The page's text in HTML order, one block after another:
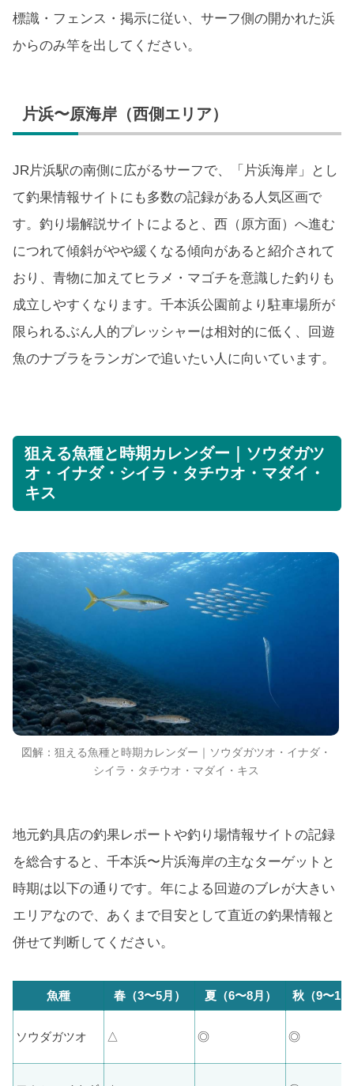
標識・フェンス・掲示に従い、サーフ側の開かれた浜
からのみ竿を出してください。
片浜〜原海岸（西側エリア）
JR片浜駅の南側に広がるサーフで、「片浜海岸」とし
て釣果情報サイトにも多数の記録がある人気区画で
す。釣り場解説サイトによると、西（原方面）へ進む
につれて傾斜がやや緩くなる傾向があると紹介されて
おり、青物に加えてヒラメ・マゴチを意識した釣りも
成立しやすくなります。千本浜公園前より駐車場所が
限られるぶん人的プレッシャーは相対的に低く、回遊
魚のナブラをランガンで追いたい人に向いています。
狙える魚種と時期カレンダー｜ソウダガツ
オ・イナダ・シイラ・タチウオ・マダイ・
キス
図解：狙える魚種と時期カレンダー｜ソウダガツオ・イナダ・
シイラ・タチウオ・マダイ・キス
地元釣具店の釣果レポートや釣り場情報サイトの記録
を総合すると、千本浜〜片浜海岸の主なターゲットと
時期は以下の通りです。年による回遊のブレが大きい
エリアなので、あくまで目安として直近の釣果情報と
併せて判断してください。
魚種 春（3〜5月） 夏（6〜8月） 秋（9〜11
ソウダガツオ △ ◎ ◎